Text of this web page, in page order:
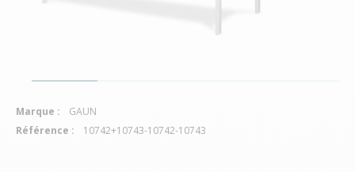
Marque :
GAUN
Référence :
10742+10743-10742-10743